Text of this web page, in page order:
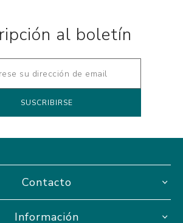
al boletín
Contacto
Información